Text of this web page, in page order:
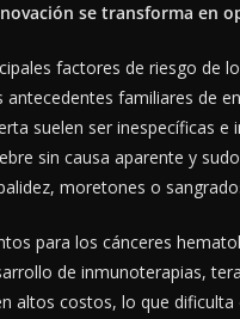
se transforma en
factores de riesgo de
antecedentes familiares de
suelen ser inespecíficas
sin causa aparente y
moretones o
para los cánceres
de inmunoterapias,
altos costos, lo que